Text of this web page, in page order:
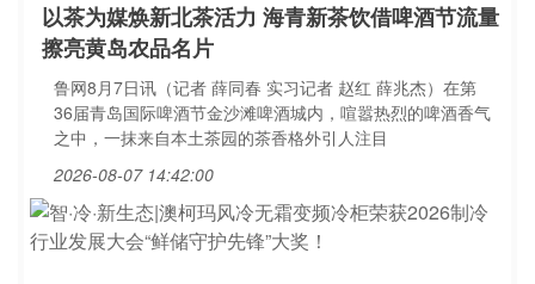
以茶为媒焕新北茶活力 海青新茶饮借啤酒节流量
擦亮黄岛农品名片
鲁网8月7日讯（记者 薛同春 实习记者 赵红 薛兆杰）在第
36届青岛国际啤酒节金沙滩啤酒城内，喧嚣热烈的啤酒香气
之中，一抹来自本土茶园的茶香格外引人注目
2026-08-07 14:42:00